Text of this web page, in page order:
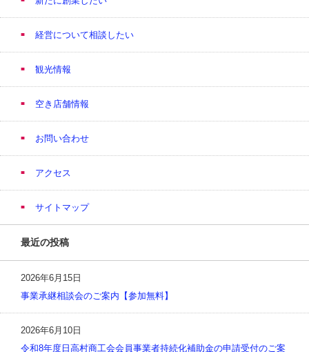
経営について相談したい
観光情報
空き店舗情報
お問い合わせ
アクセス
サイトマップ
最近の投稿
2026年6月15日
事業承継相談会のご案内【参加無料】
2026年6月10日
令和8年度日高村商工会会員事業者持続化補助金の申請受付のご案